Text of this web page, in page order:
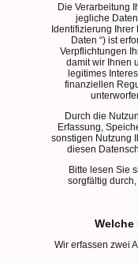
Die Verarbeitung
jegliche
Identifizierung Ihrer
Daten “) ist
Verpflichtungen
damit wir Ihnen
legitimes
finanziellen
Durch die
Erfassung,
sonstigen Nutzung
diesen
Bitte lesen Sie
sorgfältig
Welche
Wir erfassen zwei